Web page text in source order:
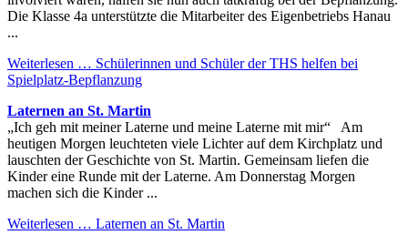
Die Klasse 4a unterstützte die Mitarbeiter des Eigenbetriebs Hanau
...
Weiterlesen … Schülerinnen und Schüler der THS helfen bei
Spielplatz-Bepflanzung
Laternen an St. Martin
„Ich geh mit meiner Laterne und meine Laterne mit mir“ Am
heutigen Morgen leuchteten viele Lichter auf dem Kirchplatz und
lauschten der Geschichte von St. Martin. Gemeinsam liefen die
Kinder eine Runde mit der Laterne. Am Donnerstag Morgen
machen sich die Kinder ...
Weiterlesen … Laternen an St. Martin